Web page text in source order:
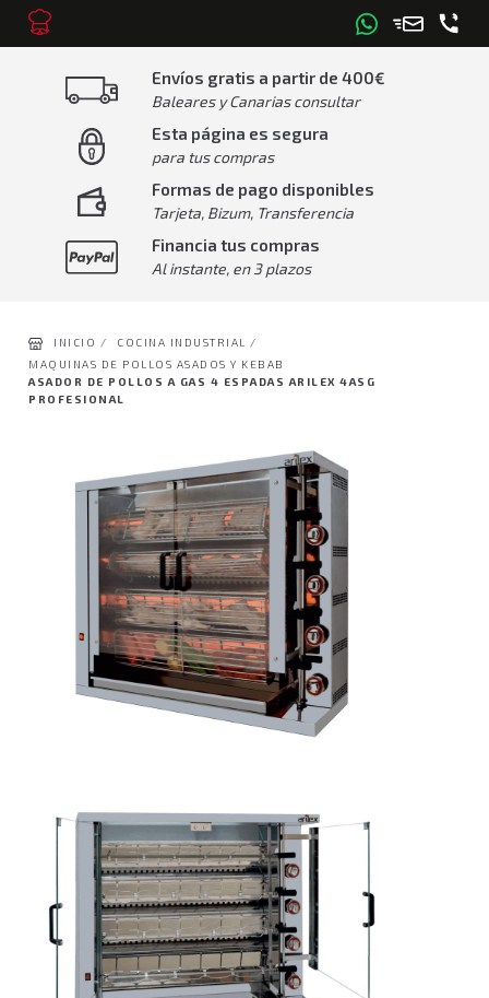
Envíos gratis a partir de 400€
Baleares y Canarias consultar
Esta página es segura
para tus compras
Formas de pago disponibles
Tarjeta, Bizum, Transferencia
Financia tus compras
Al instante, en 3 plazos
INICIO /
COCINA INDUSTRIAL /
MAQUINAS DE POLLOS ASADOS Y KEBAB
ASADOR DE POLLOS A GAS 4 ESPADAS ARILEX 4ASG
PROFESIONAL